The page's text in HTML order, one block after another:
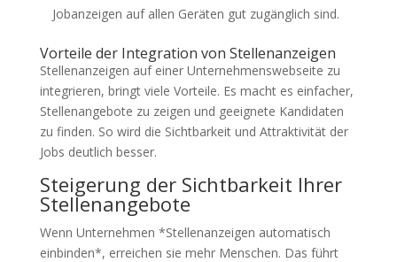
Jobanzeigen auf allen Geräten gut zugänglich sind.
Vorteile der Integration von Stellenanzeigen
Stellenanzeigen auf einer Unternehmenswebseite zu
integrieren, bringt viele Vorteile. Es macht es einfacher,
Stellenangebote zu zeigen und geeignete Kandidaten
zu finden. So wird die Sichtbarkeit und Attraktivität der
Jobs deutlich besser.
Steigerung der Sichtbarkeit Ihrer
Stellenangebote
Wenn Unternehmen *Stellenanzeigen automatisch
einbinden*, erreichen sie mehr Menschen. Das führt